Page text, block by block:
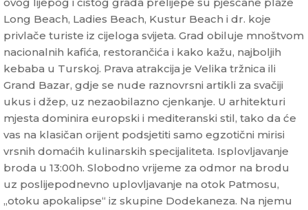
Long Beach, Ladies Beach, Kustur Beach i dr. koje
privlače turiste iz cijeloga svijeta. Grad obiluje mnoštvom
nacionalnih kafića, restorančića i kako kažu, najboljih
kebaba u Turskoj. Prava atrakcija je Velika tržnica ili
Grand Bazar, gdje se nude raznovrsni artikli za svačiji
ukus i džep, uz nezaobilazno cjenkanje. U arhitekturi
mjesta dominira europski i mediteranski stil, tako da će
vas na klasičan orijent podsjetiti samo egzotični mirisi
vrsnih domaćih kulinarskih specijaliteta. Isplovljavanje
broda u 13:00h. Slobodno vrijeme za odmor na brodu
uz poslijepodnevno uplovljavanje na otok Patmosu,
„otoku apokalipse“ iz skupine Dodekaneza. Na njemu